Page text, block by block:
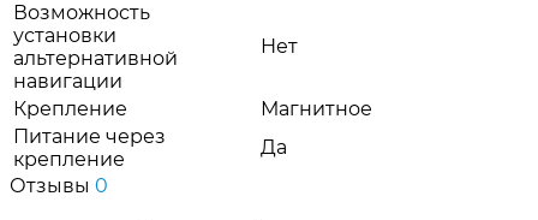
Возможность
установки
альтернативной
навигации
Нет
Крепление
Магнитное
Питание через
крепление
Да
Отзывы 0